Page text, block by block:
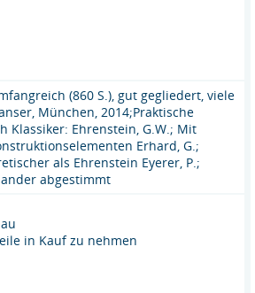
(860 S.), gut gegliedert, viele
München, 2014;Praktische
Klassiker: Ehrenstein, G.W.; Mit
Erhard, G.;
als Ehrenstein Eyerer, P.;
abgestimmt
in Kauf zu nehmen